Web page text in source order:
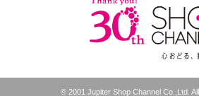
© 2001 Jupiter Shop Channel Co.,Ltd.